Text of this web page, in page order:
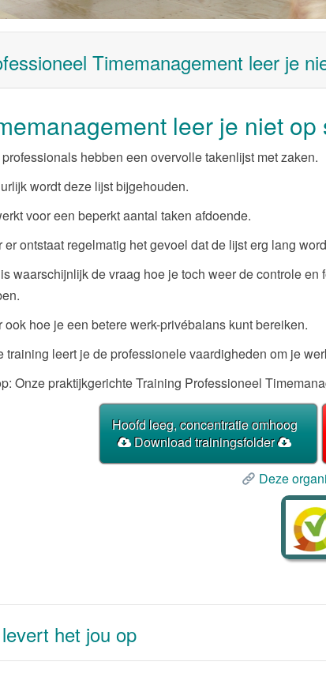
Timemanagement leer je
leer je niet op
hebben een overvolle takenlijst met zaken.
wordt deze lijst bijgehouden.
voor een beperkt aantal taken afdoende.
er ontstaat regelmatig het gevoel dat de lijst erg lang
waarschijnlijk de vraag hoe je toch weer de controle
ook hoe je een betere werk-privébalans kunt bereiken.
training leert je de professionele vaardigheden om je
Onze praktijkgerichte Training Professioneel
Hoofd leeg, concentratie omhoog
Download trainingsfolder
Deze
het jou op